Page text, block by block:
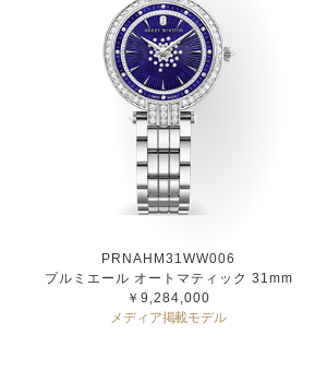
PRNAHM31WW006
プルミエール オートマティック 31mm
￥9,284,000
メディア掲載モデル